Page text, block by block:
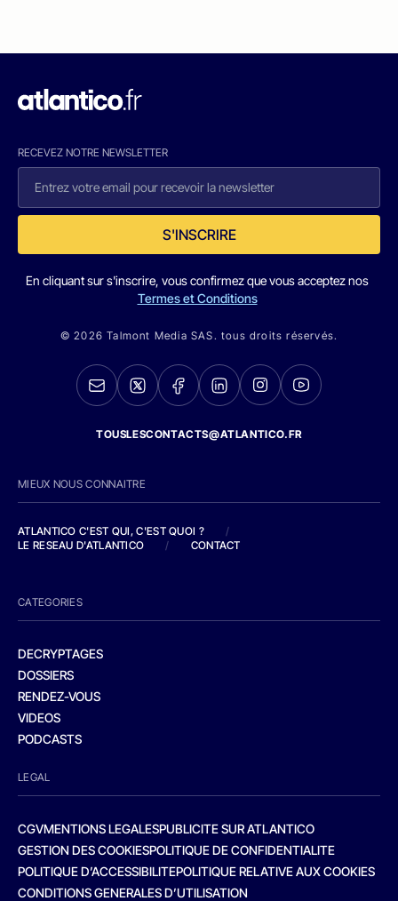
RECEVEZ NOTRE NEWSLETTER
S'INSCRIRE
En cliquant sur s'inscrire, vous confirmez que vous acceptez nos
Termes et Conditions
© 2026 Talmont Media SAS. tous droits réservés.
TOUSLESCONTACTS@ATLANTICO.FR
MIEUX NOUS CONNAITRE
ATLANTICO C'EST QUI, C'EST QUOI ?
/
LE RESEAU D'ATLANTICO
/ CONTACT
CATEGORIES
DECRYPTAGES
DOSSIERS
RENDEZ-VOUS
VIDEOS
PODCASTS
LEGAL
CGVMENTIONS LEGALESPUBLICITE SUR ATLANTICO
GESTION DES COOKIESPOLITIQUE DE CONFIDENTIALITE
POLITIQUE D’ACCESSIBILITEPOLITIQUE RELATIVE AUX COOKIES
CONDITIONS GENERALES D’UTILISATION